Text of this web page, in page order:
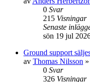
0 Svar
215 Visningar
Senaste
sön 19 jul
Ground support
av Thomas Nilsson »
0 Svar
326 Visningar